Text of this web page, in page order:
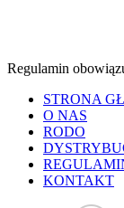
Regulamin
STRONA
O NAS
RODO
KONTAKT